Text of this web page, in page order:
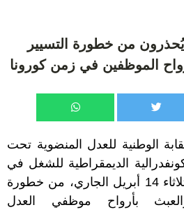
يُحذرون من خطورة التسيير
الموظفين في زمن كورونا
الوطنية للعدل المنضوية تحت
الديمقراطية للشغل في
اجتماع استثنائي يومه الثلاثاء 14 أبريل الجاري، من خطورة
بأرواح موظفي العدل